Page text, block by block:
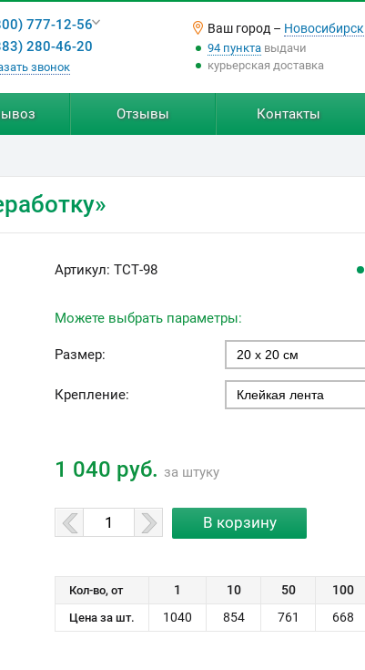
777-12-56
280-46-20
звонок
Ваш город – Новосибирск
94 пунктавыдачи
курьерская доставка
Отзывы Контакты
Артикул: ТСТ-98
Можете выбрать параметры:
Размер:
Крепление:
1 040 руб. за штуку
Кол-во, от 1 10 50 100
Цена за шт. 1040 854 761 668